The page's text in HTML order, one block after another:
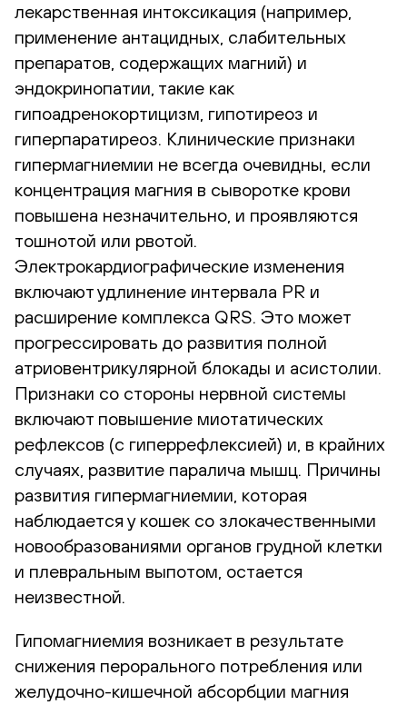
лекарственная интоксикация (например,
применение антацидных, слабительных
препаратов, содержащих магний) и
эндокринопатии, такие как
гипоадренокортицизм, гипотиреоз и
гиперпаратиреоз. Клинические признаки
гипермагниемии не всегда очевидны, если
концентрация магния в сыворотке крови
повышена незначительно, и проявляются
тошнотой или рвотой.
Электрокардиографические изменения
включают удлинение интервала PR и
расширение комплекса QRS. Это может
прогрессировать до развития полной
атриовентрикулярной блокады и асистолии.
Признаки со стороны нервной системы
включают повышение миотатических
рефлексов (с гиперрефлексией) и, в крайних
случаях, развитие паралича мышц. Причины
развития гипермагниемии, которая
наблюдается у кошек со злокачественными
новообразованиями органов грудной клетки
и плевральным выпотом, остается
неизвестной.
Гипомагниемия возникает в результате
снижения перорального потребления или
желудочно-кишечной абсорбции магния